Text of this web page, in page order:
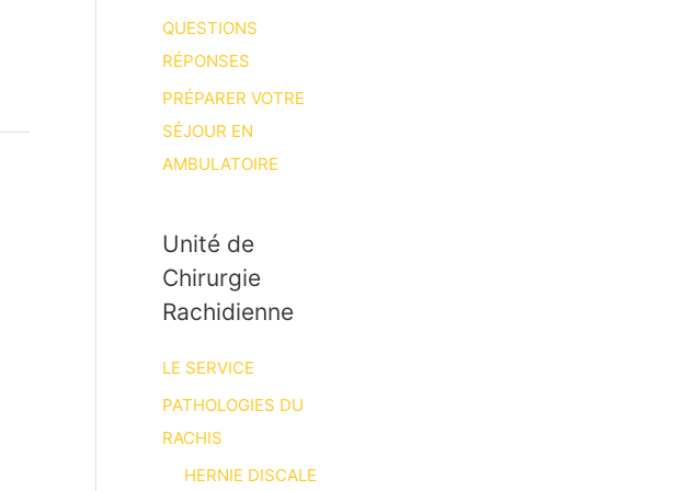
QUESTIONS
RÉPONSES
PRÉPARER VOTRE
SÉJOUR EN
AMBULATOIRE
Unité de
Chirurgie
Rachidienne
LE SERVICE
PATHOLOGIES DU
RACHIS
HERNIE DISCALE